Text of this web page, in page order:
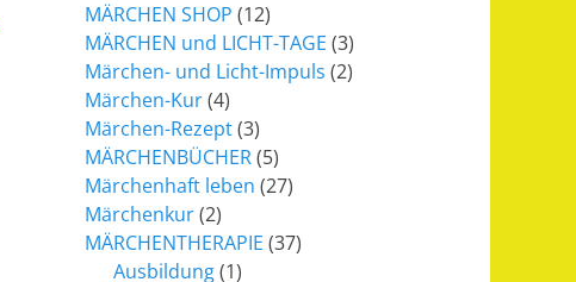
MÄRCHEN SHOP (12)
MÄRCHEN und LICHT-TAGE (3)
Märchen- und Licht-Impuls (2)
Märchen-Kur(4)
Märchen-Rezept(3)
MÄRCHENBÜCHER(5)
Märchenhaft leben (27)
Märchenkur(2)
MÄRCHENTHERAPIE (37)
Ausbildung(1)